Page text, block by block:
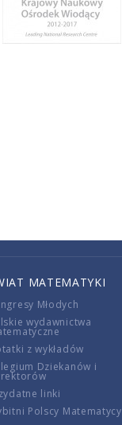
MATEMATYKI
Młodych
wydawnictwa
z wykładów
Dziekanów i
linki
Polscy Matematycy